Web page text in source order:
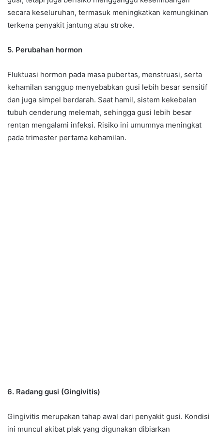
secara keseluruhan, termasuk meningkatkan kemungkinan
terkena penyakit jantung atau stroke.
5. Perubahan hormon
Fluktuasi hormon pada masa pubertas, menstruasi, serta
kehamilan sanggup menyebabkan gusi lebih besar sensitif
dan juga simpel berdarah. Saat hamil, sistem kekebalan
tubuh cenderung melemah, sehingga gusi lebih besar
rentan mengalami infeksi. Risiko ini umumnya meningkat
pada trimester pertama kehamilan.
6. Radang gusi (Gingivitis)
Gingivitis merupakan tahap awal dari penyakit gusi. Kondisi
ini muncul akibat plak yang digunakan dibiarkan